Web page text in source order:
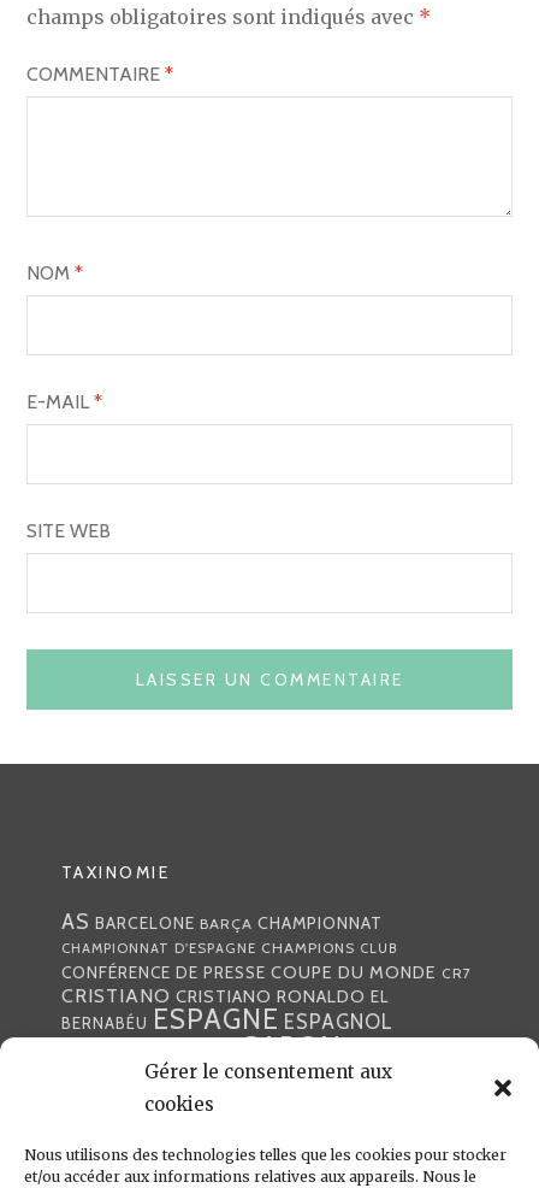
Gérer le consentement aux
cookies
Nous utilisons des technologies telles que les cookies pour stocker
et/ou accéder aux informations relatives aux appareils. Nous le
champs obligatoires sont indiqués avec *
COMMENTAIRE*
NOM*
E-MAIL*
SITE WEB
TAXINOMIE
AS BARCELONE BARÇA CHAMPIONNAT
CHAMPIONNAT D'ESPAGNE CHAMPIONS CLUB
CONFÉRENCE DE PRESSE COUPE DU MONDE CR7
CRISTIANO CRISTIANO RONALDO EL
BERNABÉU ESPAGNE ESPAGNOL
GABON
JULEN LOPETEGUI KARIM BENZÉMA
LIGUE DES CHAMPIONS
MADRILÈNES MARCA MARCELO MERCATO
MERENGUE MERENGUES PORTUGAL PRESSE